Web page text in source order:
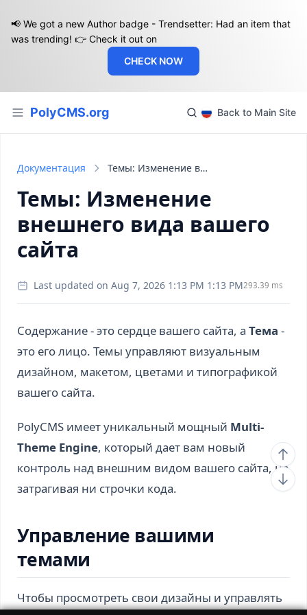
📢 We got a new Author badge - Trendsetter: Had an item that
was trending! 👉 Check it out on
CHECK NOW
PolyCMS.org Back to Main Site
Документация Темы: Изменение внешнего вида вашего сайта
Темы: Изменение
внешнего вида вашего
сайта
Last updated on Aug 7, 2026 1:13 PM 1:13 PM293.39 ms
Содержание - это сердце вашего сайта, а Тема -
это его лицо. Темы управляют визуальным
дизайном, макетом, цветами и типографикой
вашего сайта.
PolyCMS имеет уникальный мощный Multi-
Theme Engine, который дает вам новый
контроль над внешним видом вашего сайта, не
затрагивая ни строчки кода.
Управление вашими
темами
Чтобы просмотреть свои дизайны и управлять